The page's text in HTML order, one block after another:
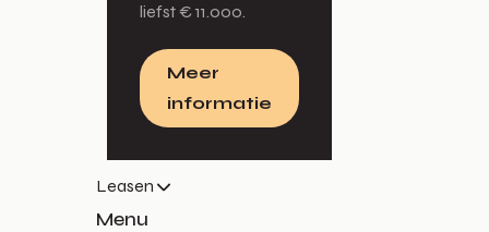
liefst € 11.000.
Meer
informatie
Leasen
Menu